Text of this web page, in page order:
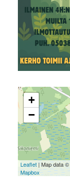
+
−
Leaflet| Map data ©
Mapbox